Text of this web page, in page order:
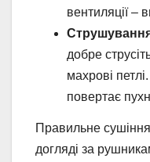
вентиляції –
добре
махрові
повертає
Правильне
догляді за